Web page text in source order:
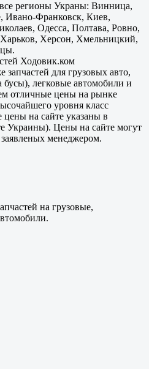
регионы Украны: Винница,
Ивано-Франковск, Киев,
Одесса, Полтава, Ровно,
Херсон, Хмельницкий,
Ходовик.ком
запчастей для грузовых авто,
бусы), легковые автомобили и
отличные цены на рынке
уровня класс
на сайте указаны в
Украины). Цены на сайте могут
заявленых менеджером.
на грузовые,